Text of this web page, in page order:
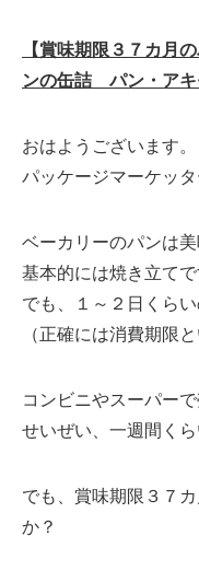
【賞味期限３７カ月
ンの缶詰 パン・アキ
おはようございます。
パッケージマーケッタ
ベーカリーのパンは美
基本的には焼き立てで
でも、１～２日くらい
（正確には消費期限
コンビニやスーパー
せいぜい、一週間くら
でも、賞味期限３７
か？